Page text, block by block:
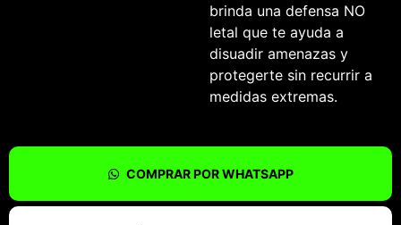
brinda una defensa NO
letal que te ayuda a
disuadir amenazas y
protegerte sin recurrir a
medidas extremas.
COMPRAR POR WHATSAPP